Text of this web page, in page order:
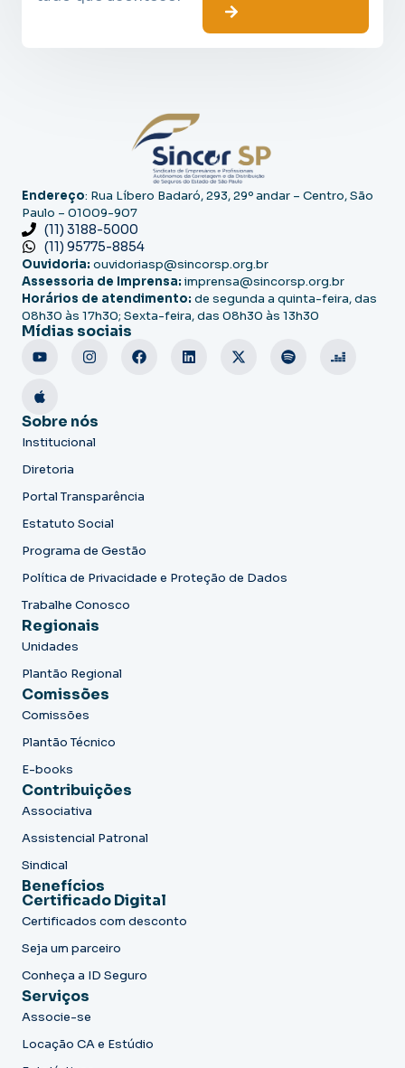
Endereço: Rua Líbero Badaró, 293, 29º andar – Centro, São
Paulo – 01009-907
(11) 3188-5000
(11) 95775-8854
Ouvidoria: ouvidoriasp@sincorsp.org.br
Assessoria de Imprensa: imprensa@sincorsp.org.br
Horários de atendimento: de segunda a quinta-feira, das
08h30 às 17h30; Sexta-feira, das 08h30 às 13h30
Mídias sociais
Sobre nós
Institucional
Diretoria
Portal Transparência
Estatuto Social
Programa de Gestão
Política de Privacidade e Proteção de Dados
Trabalhe Conosco
Regionais
Unidades
Plantão Regional
Comissões
Comissões
Plantão Técnico
E-books
Contribuições
Associativa
Assistencial Patronal
Sindical
Benefícios
Certificado Digital
Certificados com desconto
Seja um parceiro
Conheça a ID Seguro
Serviços
Associe-se
Locação CA e Estúdio